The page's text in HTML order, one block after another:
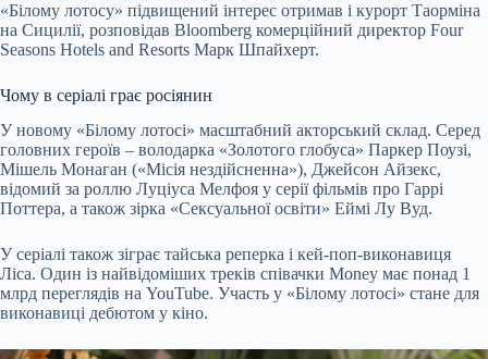
«Білому лотосу» підвищений інтерес отримав і курорт Таорміна
на Сицилії, розповідав Bloomberg комерційний директор Four
Seasons Hotels and Resorts Марк Шпайхерт.
Чому в серіалі грає росіянин
У новому «Білому лотосі» масштабний акторський склад. Серед
головних героїв – володарка «Золотого глобуса» Паркер Поузі,
Мішель Монаган («Місія нездійсненна»), Джейсон Айзекс,
відомий за роллю Луціуса Мелфоя у серії фільмів про Гаррі
Поттера, а також зірка «Сексуальної освіти» Еймі Лу Вуд.
У серіалі також зіграє тайська реперка і кей-поп-виконавиця
Ліса. Один із найвідоміших треків співачки Money має понад 1
млрд переглядів на YouTube. Участь у «Білому лотосі» стане для
виконавиці дебютом у кіно.